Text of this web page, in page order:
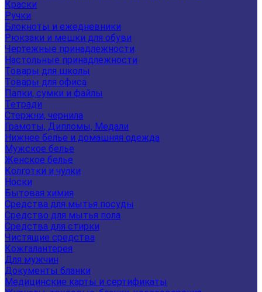
Краски
Ручки
Блокноты и ежедневники
Рюкзаки и мешки для обуви
Чертежные принадлежности
Настольные принадлежности
Товары для школы
Товары для офиса
Папки, сумки и файлы
Тетради
Стержни, чернила
Грамоты, Дипломы, Медали
Нижнее белье и домашняя одежда
Мужское белье
Женское белье
Колготки и чулки
Носки
Бытовая химия
Средства для мытья посуды
Средство для мытья пола
Средства для стирки
Чистящие средства
Кожгалантерея
Для мужчин
Документы бланки
Медицинские карты и сертификаты